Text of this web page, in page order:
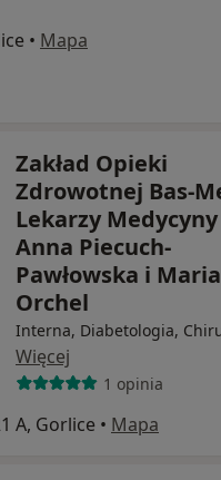
• Mapa
Zakład Opieki
Zdrowotnej Bas-
Lekarzy Medycyny
Anna Piecuch-
Pawłowska i Maria
Orchel
Interna, Diabetologia,
Więcej
1 opinia
A, Gorlice • Mapa